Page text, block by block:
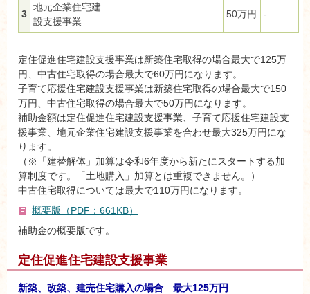
3
地元企業住宅建
設支援事業
50万円 -
定住促進住宅建設支援事業は新築住宅取得の場合最大で125万
円、中古住宅取得の場合最大で60万円になります。
子育て応援住宅建設支援事業は新築住宅取得の場合最大で150
万円、中古住宅取得の場合最大で50万円になります。
補助金額は定住促進住宅建設支援事業、子育て応援住宅建設支
援事業、地元企業住宅建設支援事業を合わせ最大325万円にな
ります。
（※「建替解体」加算は令和6年度から新たにスタートする加
算制度です。「土地購入」加算とは重複できません。）
中古住宅取得については最大で110万円になります。
概要版（PDF：661KB）
補助金の概要版です。
定住促進住宅建設支援事業
新築、改築、建売住宅購入の場合 最大125万円